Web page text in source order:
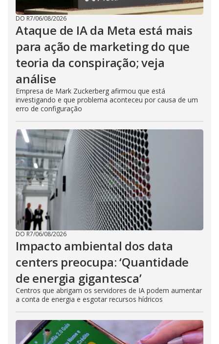
DO R7/06/08/2026
Ataque de IA da Meta está mais
para ação de marketing do que
teoria da conspiração; veja
análise
Empresa de Mark Zuckerberg afirmou que está
investigando e que problema aconteceu por causa de um
erro de configuração
DO R7/06/08/2026
Impacto ambiental dos data
centers preocupa: ‘Quantidade
de energia gigantesca’
Centros que abrigam os servidores de IA podem aumentar
a conta de energia e esgotar recursos hídricos